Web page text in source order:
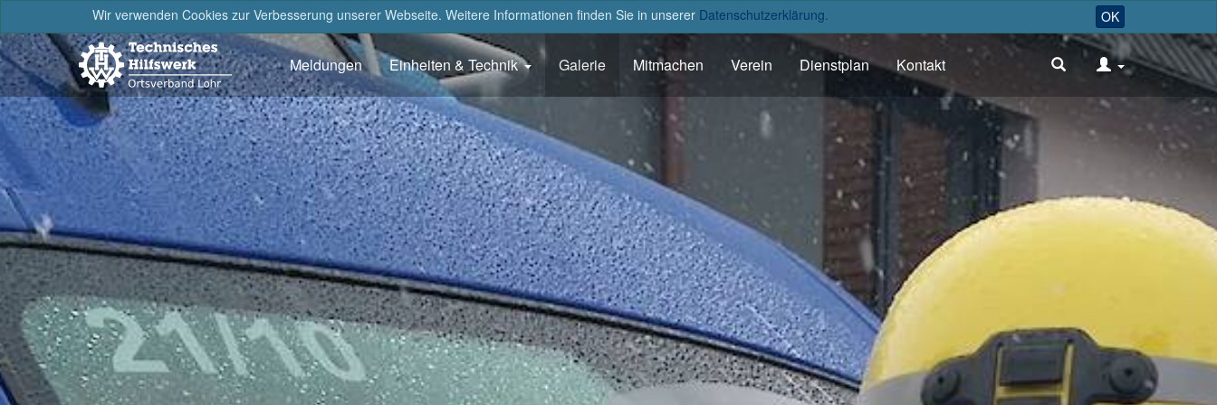
Wir verwenden Cookies zur Verbesserung unserer Webseite. Weitere Informationen finden Sie in unserer Datenschutzerklärung. OK
Meldungen Einheiten & Technik Galerie Mitmachen Verein Dienstplan Kontakt